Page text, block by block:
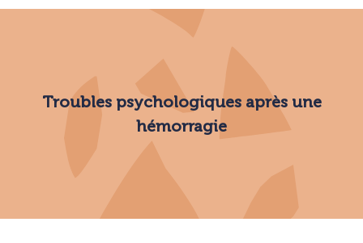
Troubles psychologiques après une
hémorragie